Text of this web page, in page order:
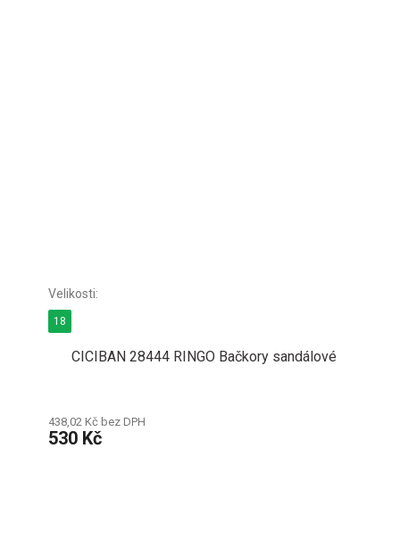
CICIBAN 28444 RINGO Bačkory sandálové
438,02 Kč bez DPH
530 Kč
18